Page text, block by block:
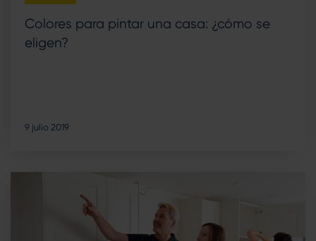
Colores para pintar una casa: ¿cómo se
eligen?
9 julio 2019